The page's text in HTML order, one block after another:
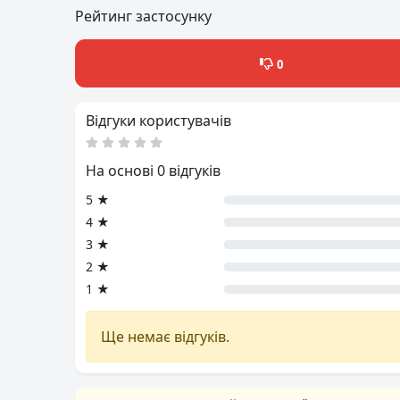
Рейтинг застосунку
0
Відгуки користувачів
На основі 0 відгуків
5 ★
4 ★
3 ★
2 ★
1 ★
Ще немає відгуків.